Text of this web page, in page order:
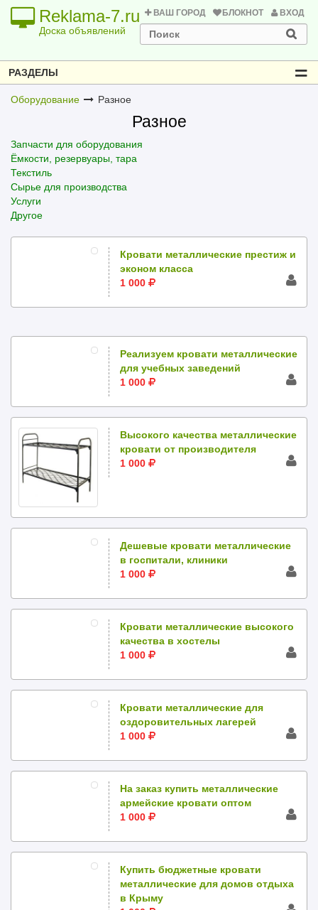
Reklama-7.ru
Доска объявлений
ВАШ ГОРОД БЛОКНОТ ВХОД
РАЗДЕЛЫ
Оборудование Разное
Разное
Запчасти для оборудования
Ёмкости, резервуары, тара
Текстиль
Сырье для производства
Услуги
Другое
Кровати металлические престиж и
эконом класса
1 000
Реализуем кровати металлические
для учебных заведений
1 000
Высокого качества металлические
кровати от производителя
1 000
Дешевые кровати металлические
в госпитали, клиники
1 000
Кровати металлические высокого
качества в хостелы
1 000
Кровати металлические для
оздоровительных лагерей
1 000
На заказ купить металлические
армейские кровати оптом
1 000
Купить бюджетные кровати
металлические для домов отдыха
в Крыму